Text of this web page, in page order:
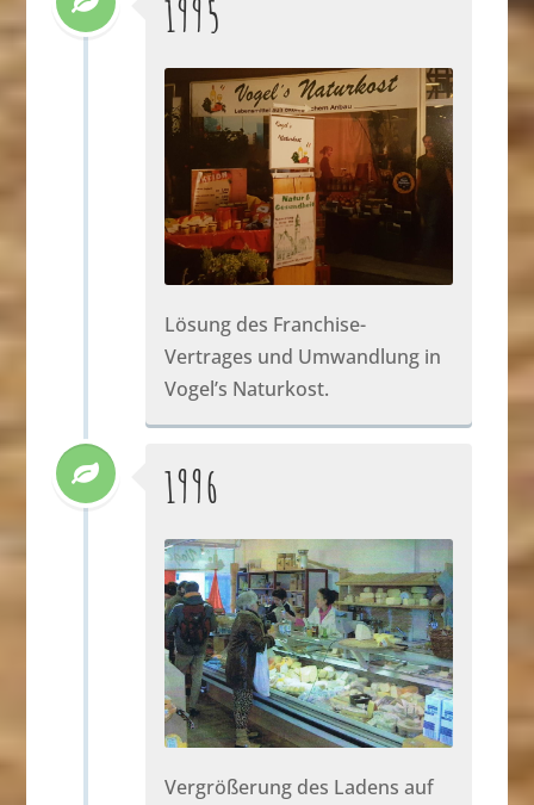
1995
Lösung des Franchise-
Vertrages und Umwandlung in
Vogel’s Naturkost.
1996
Vergrößerung des Ladens auf